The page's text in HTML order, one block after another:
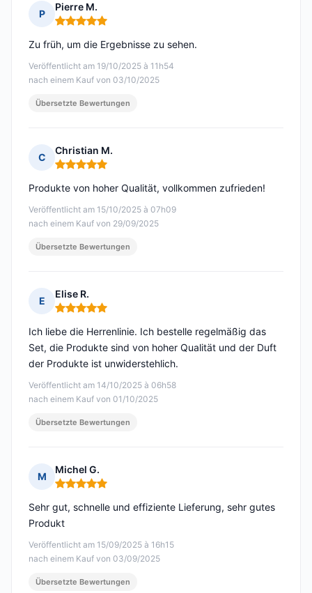
P
Pierre M.
Hinweis: 5 von 5
Veröffentlicht am 19/10/2025 à 11h54
nach einem Kauf von 03/10/2025
Zu früh, um die Ergebnisse zu sehen.
Übersetzte Bewertungen
C
Christian M.
Hinweis: 5 von 5
Veröffentlicht am 15/10/2025 à 07h09
nach einem Kauf von 29/09/2025
Produkte von hoher Qualität, vollkommen zufrieden!
Übersetzte Bewertungen
E
Elise R.
Hinweis: 5 von 5
Veröffentlicht am 14/10/2025 à 06h58
nach einem Kauf von 01/10/2025
Ich liebe die Herrenlinie. Ich bestelle regelmäßig das
Set, die Produkte sind von hoher Qualität und der Duft
der Produkte ist unwiderstehlich.
Übersetzte Bewertungen
M
Michel G.
Hinweis: 5 von 5
Veröffentlicht am 15/09/2025 à 16h15
nach einem Kauf von 03/09/2025
Sehr gut, schnelle und effiziente Lieferung, sehr gutes
Produkt
Übersetzte Bewertungen